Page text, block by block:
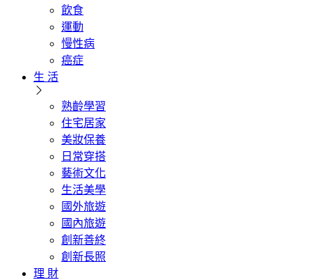
飲食
運動
慢性病
癌症
生 活
熟齡學習
住宅居家
美妝保養
日常穿搭
藝術文化
生活美學
國外旅遊
國內旅遊
創新善終
創新長照
理 財